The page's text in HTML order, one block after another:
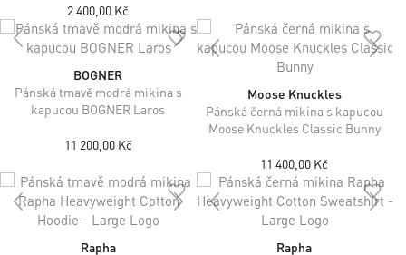
2 400,00 Kč
BOGNER
Pánská tmavě modrá mikina s
kapucou BOGNER Laros
11 200,00 Kč
Moose Knuckles
Pánská černá mikina s kapucou
Moose Knuckles Classic Bunny
11 400,00 Kč
Rapha
Rapha